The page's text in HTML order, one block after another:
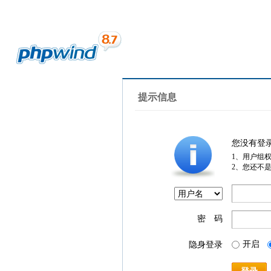
提示信息
您没有登
1、用户组
2、您还不
密 码
隐身登录 开启